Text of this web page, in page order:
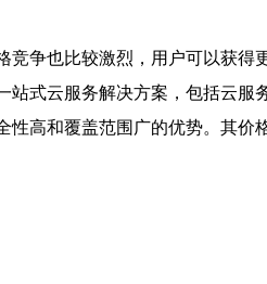
争也比较激烈，用户可以获得
式云服务解决方案，包括云服
高和覆盖范围广的优势。其